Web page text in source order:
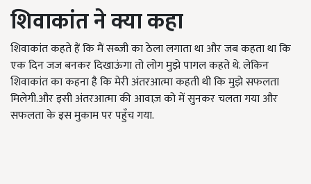
शिवाकांत ने क्या कहा
शिवाकांत कहते हैं कि मैं सब्जी का ठेला लगाता था और जब कहता था कि
एक दिन जज बनकर दिखाऊंगा तो लोग मुझे पागल कहते थे. लेकिन
शिवाकांत का कहना है कि मेरी अंतरआत्मा कहती थी कि मुझे सफलता
मिलेगी.और इसी अंतरआत्मा की आवाज़ को में सुनकर चलता गया और
सफलता के इस मुकाम पर पहुँच गया.